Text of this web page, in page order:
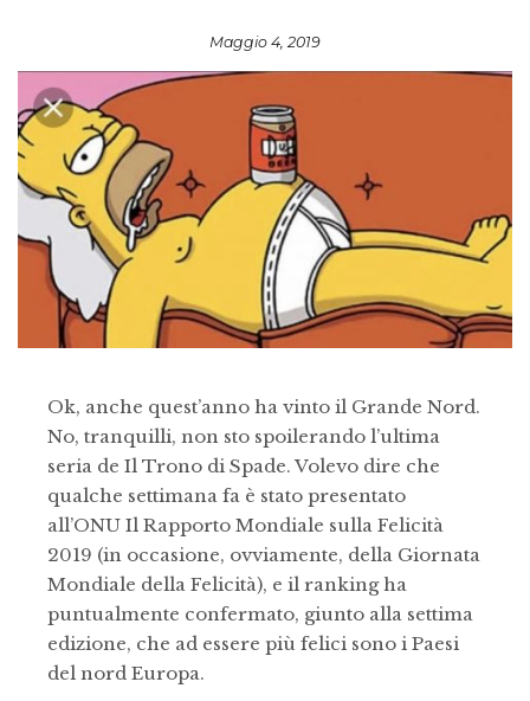
Maggio 4, 2019
Ok, anche quest’anno ha vinto il Grande Nord.
No, tranquilli, non sto spoilerando l’ultima
seria de Il Trono di Spade. Volevo dire che
qualche settimana fa è stato presentato
all’ONU Il Rapporto Mondiale sulla Felicità
2019 (in occasione, ovviamente, della Giornata
Mondiale della Felicità), e il ranking ha
puntualmente confermato, giunto alla settima
edizione, che ad essere più felici sono i Paesi
del nord Europa.